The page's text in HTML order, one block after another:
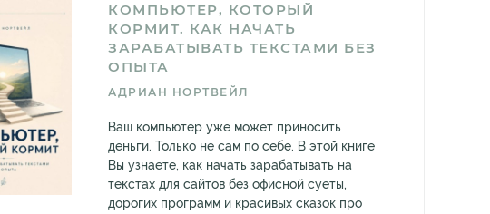
КОМПЬЮТЕР, КОТОРЫЙ
КОРМИТ. КАК НАЧАТЬ
ЗАРАБАТЫВАТЬ ТЕКСТАМИ БЕЗ
ОПЫТА
АДРИАН НОРТВЕЙЛ
Ваш компьютер уже может приносить
деньги. Только не сам по себе. В этой книге
Вы узнаете, как начать зарабатывать на
текстах для сайтов без офисной суеты,
дорогих программ и красивых сказок про